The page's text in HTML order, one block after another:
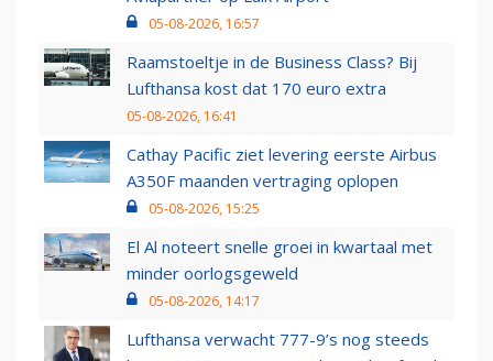
05-08-2026, 16:57
Raamstoeltje in de Business Class? Bij
Lufthansa kost dat 170 euro extra
05-08-2026, 16:41
Cathay Pacific ziet levering eerste Airbus
A350F maanden vertraging oplopen
05-08-2026, 15:25
El Al noteert snelle groei in kwartaal met
minder oorlogsgeweld
05-08-2026, 14:17
Lufthansa verwacht 777-9’s nog steeds